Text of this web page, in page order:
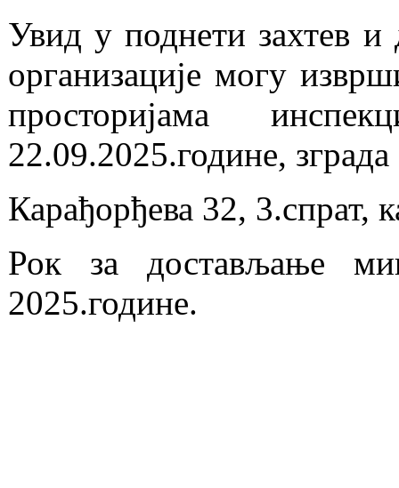
Увид у поднети захтев и
организације могу
просторијама
22.09.2025.године,
Карађорђева 32, 3.спрат,
Рок за достављање
2025.године.